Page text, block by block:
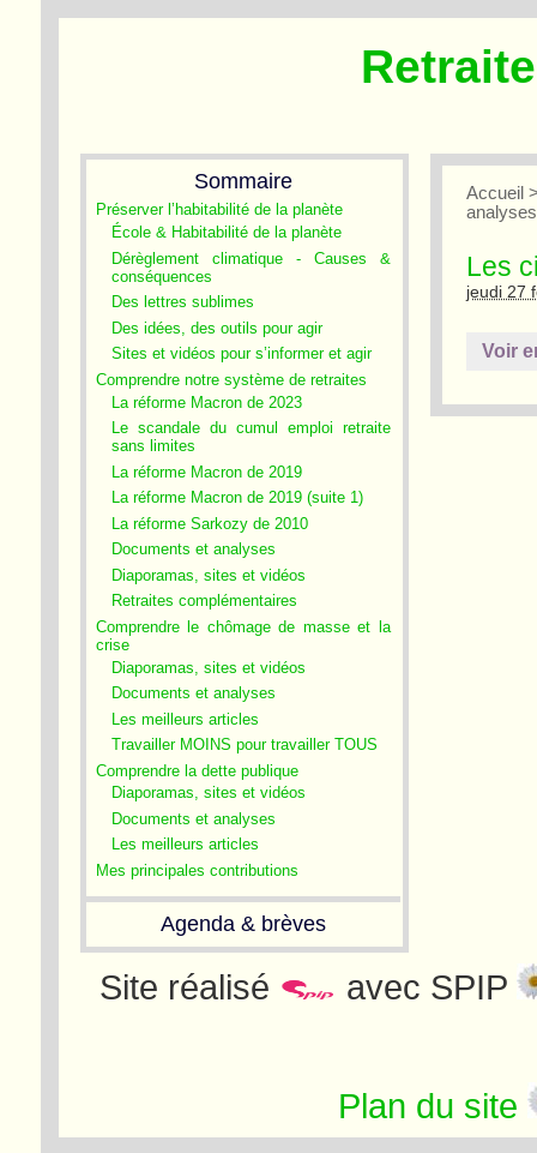
Sommaire
Préserver l’habitabilité de la planète
École & Habitabilité de la planète
Dérèglement climatique - Causes &
conséquences
Des lettres sublimes
Des idées, des outils pour agir
Sites et vidéos pour s’informer et agir
Comprendre notre système de retraites
La réforme Macron de 2023
Le scandale du cumul emploi retraite
sans limites
La réforme Macron de 2019
La réforme Macron de 2019 (suite 1)
La réforme Sarkozy de 2010
Documents et analyses
Diaporamas, sites et vidéos
Retraites complémentaires
Comprendre le chômage de masse et la
crise
Diaporamas, sites et vidéos
Documents et analyses
Les meilleurs articles
Travailler MOINS pour travailler TOUS
Comprendre la dette publique
Diaporamas, sites et vidéos
Documents et analyses
Les meilleurs articles
Mes principales contributions
Agenda & brèves
Accueil
analyses
Les
jeudi 27
Voir
Site réalisé avec SPIP
Plan du site